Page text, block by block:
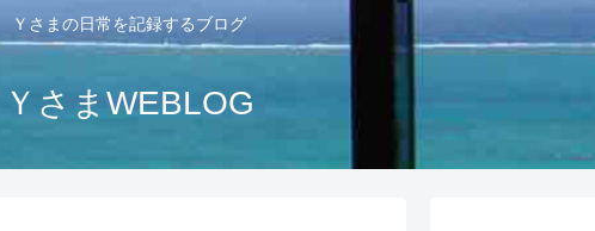
Ｙさまの日常を記録するブログ
ＹさまWEBLOG